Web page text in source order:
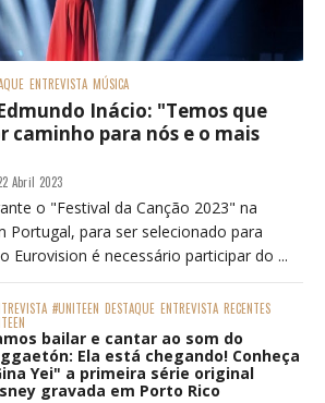
ENTREVISTA MÚSICA
Inácio: "Temos que
caminho para nós e o mais
Abril 2023
o "Festival da Canção 2023" na
Portugal, para ser selecionado para
Eurovision é necessário participar do ...
#UNITEEN DESTAQUE ENTREVISTA RECENTES
bailar e cantar ao som do
Ela está chegando! Conheça
Yei" a primeira série original
gravada em Porto Rico